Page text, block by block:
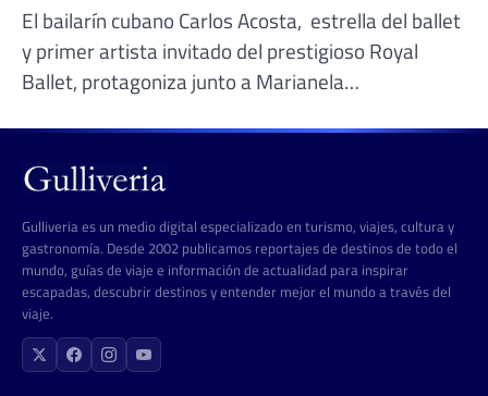
El bailarín cubano Carlos Acosta, estrella del ballet
y primer artista invitado del prestigioso Royal
Ballet, protagoniza junto a Marianela…
Gulliveria es un medio digital especializado en turismo, viajes, cultura y
gastronomía. Desde 2002 publicamos reportajes de destinos de todo el
mundo, guías de viaje e información de actualidad para inspirar
escapadas, descubrir destinos y entender mejor el mundo a través del
viaje.